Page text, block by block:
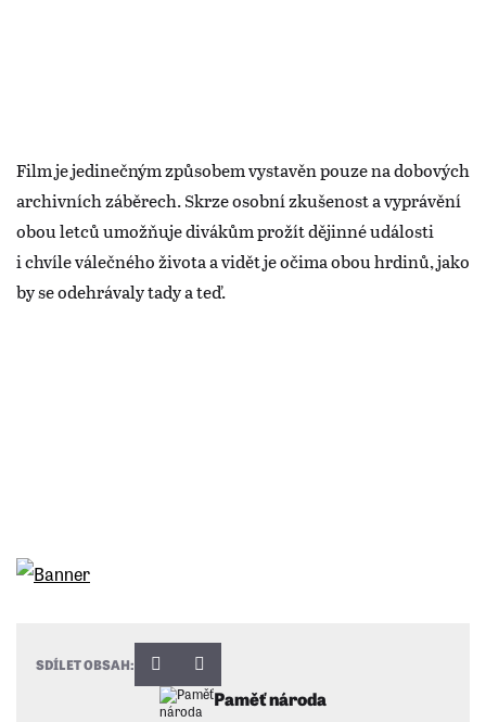
Film je jedinečným způsobem vystavěn pouze na dobových
archivních záběrech. Skrze osobní zkušenost a vyprávění
obou letců umožňuje divákům prožít dějinné události
i chvíle válečného života a vidět je očima obou hrdinů, jako
by se odehrávaly tady a teď.
Paměť národa
SDÍLET OBSAH: